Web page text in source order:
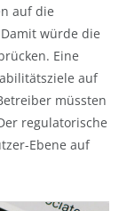
auf die
würde die
Eine
auf
müssten
regulatorische
Ebene auf